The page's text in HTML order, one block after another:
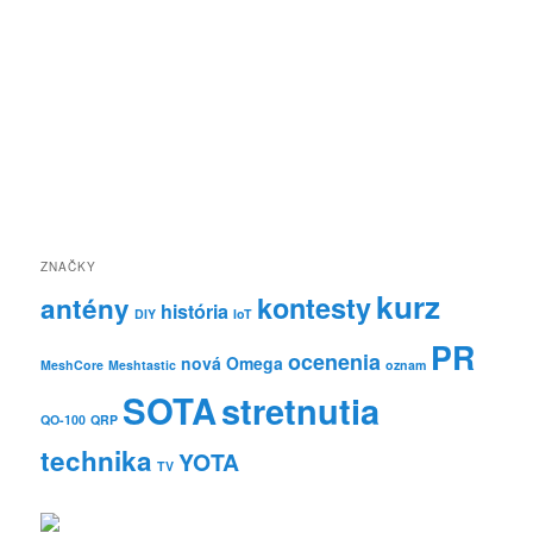
ZNAČKY
antény DIY história IoT kontestykurz
MeshCore Meshtastic nová Omega ocenenia oznam PR
QO-100 QRP SOTAstretnutia
technika TV YOTA